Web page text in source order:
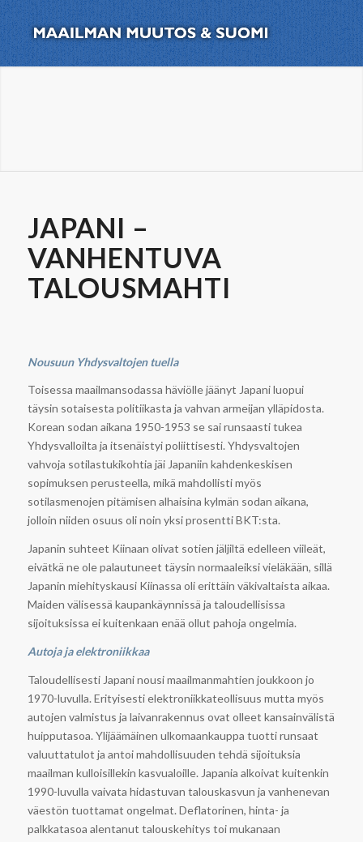
JAPANI –
VANHENTUVA
TALOUSMAHTI
Nousuun Yhdysvaltojen tuella
Toisessa maailmansodassa häviölle jäänyt Japani luopui
täysin sotaisesta politiikasta ja vahvan armeijan ylläpidosta.
Korean sodan aikana 1950-1953 se sai runsaasti tukea
Yhdysvalloilta ja itsenäistyi poliittisesti. Yhdysvaltojen
vahvoja sotilastukikohtia jäi Japaniin kahdenkeskisen
sopimuksen perusteella, mikä mahdollisti myös
sotilasmenojen pitämisen alhaisina kylmän sodan aikana,
jolloin niiden osuus oli noin yksi prosentti BKT:sta.
Japanin suhteet Kiinaan olivat sotien jäljiltä edelleen viileät,
eivätkä ne ole palautuneet täysin normaaleiksi vieläkään, sillä
Japanin miehityskausi Kiinassa oli erittäin väkivaltaista aikaa.
Maiden välisessä kaupankäynnissä ja taloudellisissa
sijoituksissa ei kuitenkaan enää ollut pahoja ongelmia.
Autoja ja elektroniikkaa
Taloudellisesti Japani nousi maailmanmahtien joukkoon jo
1970-luvulla. Erityisesti elektroniikkateollisuus mutta myös
autojen valmistus ja laivanrakennus ovat olleet kansainvälistä
huipputasoa. Ylijäämäinen ulkomaankauppa tuotti runsaat
valuuttatulot ja antoi mahdollisuuden tehdä sijoituksia
maailman kulloisillekin kasvualoille. Japania alkoivat kuitenkin
1990-luvulla vaivata hidastuvan talouskasvun ja vanhenevan
väestön tuottamat ongelmat. Deflatorinen, hinta- ja
palkkatasoa alentanut talouskehitys toi mukanaan